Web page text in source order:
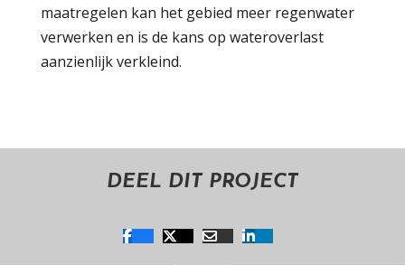
maatregelen kan het gebied meer regenwater
verwerken en is de kans op wateroverlast
aanzienlijk verkleind.
DEEL DIT PROJECT